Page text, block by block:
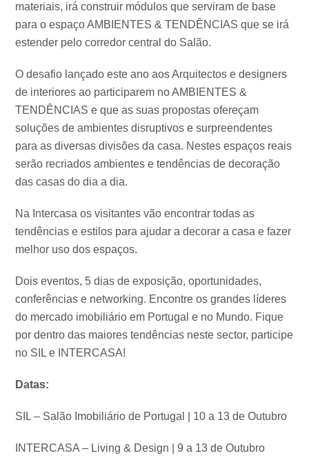
materiais, irá construir módulos que serviram de base
para o espaço AMBIENTES & TENDÊNCIAS que se irá
estender pelo corredor central do Salão.
O desafio lançado este ano aos Arquitectos e designers
de interiores ao participarem no AMBIENTES &
TENDÊNCIAS e que as suas propostas ofereçam
soluções de ambientes disruptivos e surpreendentes
para as diversas divisões da casa. Nestes espaços reais
serão recriados ambientes e tendências de decoração
das casas do dia a dia.
Na Intercasa os visitantes vão encontrar todas as
tendências e estilos para ajudar a decorar a casa e fazer
melhor uso dos espaços.
Dois eventos, 5 dias de exposição, oportunidades,
conferências e networking. Encontre os grandes líderes
do mercado imobiliário em Portugal e no Mundo. Fique
por dentro das maiores tendências neste sector, participe
no SIL e INTERCASA!
Datas:
SIL – Salão Imobiliário de Portugal | 10 a 13 de Outubro
INTERCASA – Living & Design | 9 a 13 de Outubro